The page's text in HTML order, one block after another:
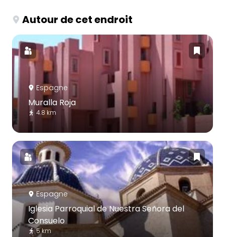
Autour de cet endroit
Espagne
Muralla Roja
4.8 km
Espagne
Iglesia Parroquial de Nuestra Señora del
Consuelo
5 km